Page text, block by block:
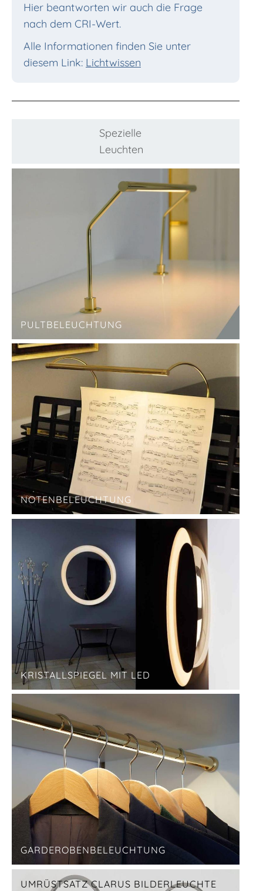
Hier beantworten wir auch die Frage
nach dem CRI-Wert.
Alle Informationen finden Sie unter
diesem Link: Lichtwissen
Spezielle
Leuchten
PULTBELEUCHTUNG
NOTENBELEUCHTUNG
KRISTALLSPIEGEL MIT LED
GARDEROBENBELEUCHTUNG
UMRÜSTSATZ CLARUS BILDERLEUCHTE